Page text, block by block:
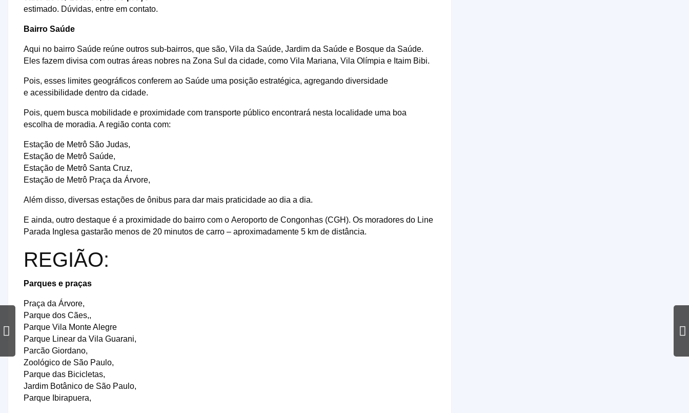
estimado. Dúvidas, entre em contato.
Bairro Saúde
Aqui no bairro Saúde reúne outros sub-bairros, que são, Vila da Saúde, Jardim da Saúde e Bosque da Saúde.
Eles fazem divisa com outras áreas nobres na Zona Sul da cidade, como Vila Mariana, Vila Olímpia e Itaim Bibi.
Pois, esses limites geográficos conferem ao Saúde uma posição estratégica, agregando diversidade
e acessibilidade dentro da cidade.
Pois, quem busca mobilidade e proximidade com transporte público encontrará nesta localidade uma boa
escolha de moradia. A região conta com:
Estação de Metrô São Judas,
Estação de Metrô Saúde,
Estação de Metrô Santa Cruz,
Estação de Metrô Praça da Árvore,
Além disso, diversas estações de ônibus para dar mais praticidade ao dia a dia.
E ainda, outro destaque é a proximidade do bairro com o Aeroporto de Congonhas (CGH). Os moradores do Line
Parada Inglesa gastarão menos de 20 minutos de carro – aproximadamente 5 km de distância.
REGIÃO:
Parques e praças
Praça da Árvore,
Parque dos Cães,,
Parque Vila Monte Alegre
Parque Linear da Vila Guarani,
Parcão Giordano,
Zoológico de São Paulo,
Parque das Bicicletas,
Jardim Botânico de São Paulo,
Parque Ibirapuera,